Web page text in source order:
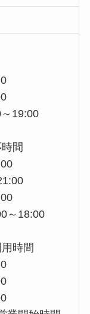
19:00
間
～18:00
時間